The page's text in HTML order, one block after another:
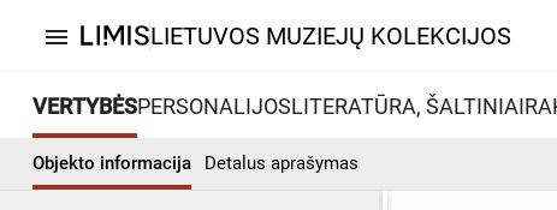
menu LIETUVOS MUZIEJŲ KOLEKCIJOS
VERTYBĖSPERSONALIJOSLITERATŪRA, ŠALTINIAI
Objekto informacija Detalus aprašymas